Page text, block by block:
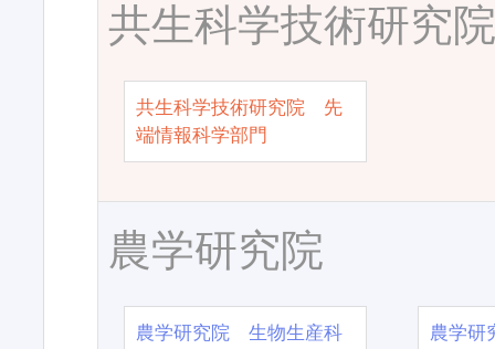
共生科学技術研究
共生科学技術研究院 先
端情報科学部門
農学研究院
農学研究院 生物生産科
農学